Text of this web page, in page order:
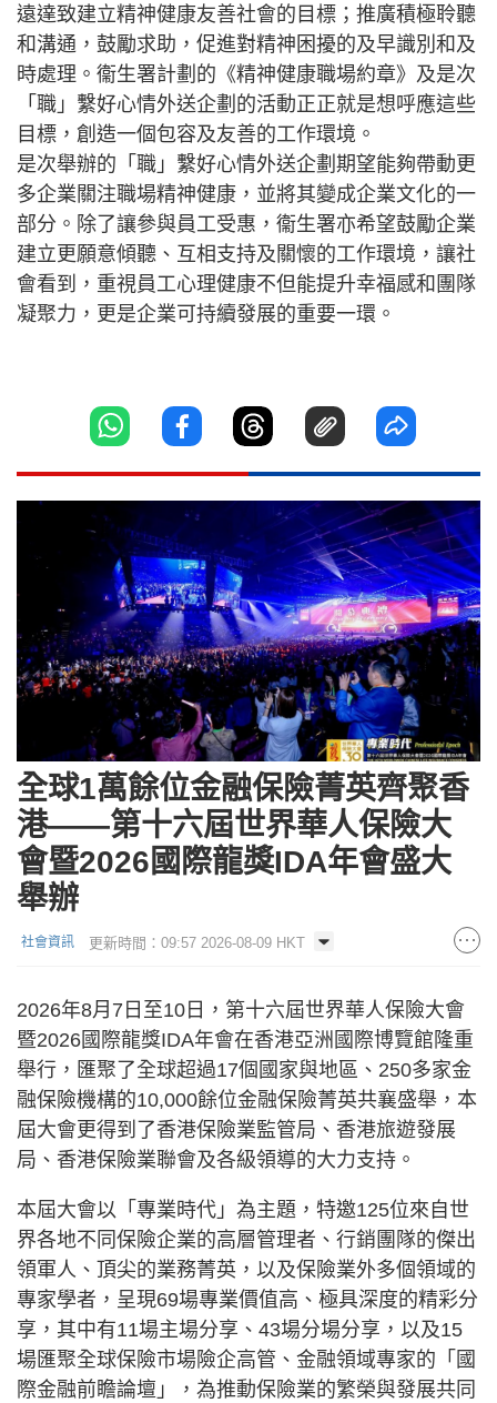
遠達致建立精神健康友善社會的目標；推廣積極聆聽
和溝通，鼓勵求助，促進對精神困擾的及早識別和及
時處理。衞生署計劃的《精神健康職場約章》及是次
「職」繫好心情外送企劃的活動正正就是想呼應這些
目標，創造一個包容及友善的工作環境。
是次舉辦的「職」繫好心情外送企劃期望能夠帶動更
多企業關注職場精神健康，並將其變成企業文化的一
部分。除了讓參與員工受惠，衞生署亦希望鼓勵企業
建立更願意傾聽、互相支持及關懷的工作環境，讓社
會看到，重視員工心理健康不但能提升幸福感和團隊
凝聚力，更是企業可持續發展的重要一環。
全球1萬餘位金融保險菁英齊聚香
港——第十六屆世界華人保險大
會暨2026國際龍獎IDA年會盛大
舉辦
社會資訊 更新時間：09:57 2026-08-09 HKT
2026年8月7日至10日，第十六屆世界華人保險大會
暨2026國際龍獎IDA年會在香港亞洲國際博覽館隆重
舉行，匯聚了全球超過17個國家與地區、250多家金
融保險機構的10,000餘位金融保險菁英共襄盛舉，本
屆大會更得到了香港保險業監管局、香港旅遊發展
局、香港保險業聯會及各級領導的大力支持。
本屆大會以「專業時代」為主題，特邀125位來自世
界各地不同保險企業的高層管理者、行銷團隊的傑出
領軍人、頂尖的業務菁英，以及保險業外多個領域的
專家學者，呈現69場專業價值高、極具深度的精彩分
享，其中有11場主場分享、43場分場分享，以及15
場匯聚全球保險市場險企高管、金融領域專家的「國
際金融前瞻論壇」，為推動保險業的繁榮與發展共同